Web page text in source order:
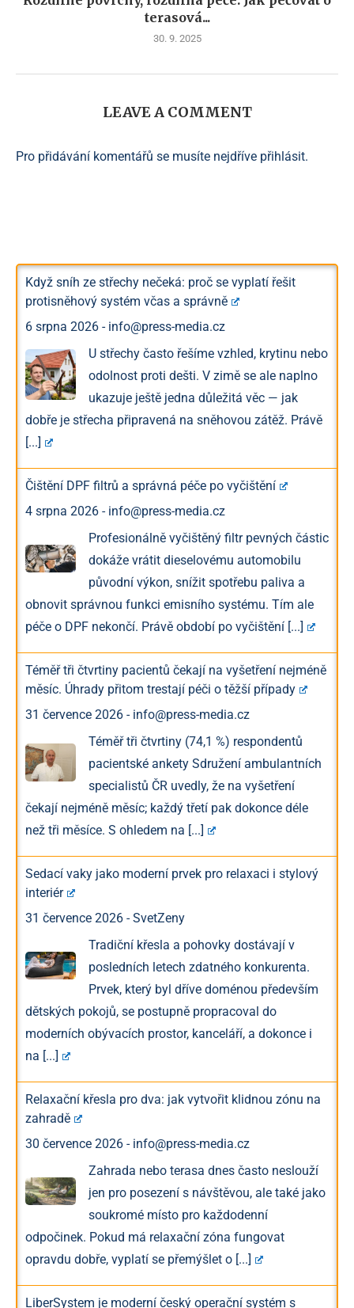
terasová...
30. 9. 2025
LEAVE A COMMENT
Pro přidávání komentářů se musíte nejdříve přihlásit.
Když sníh ze střechy nečeká: proč se vyplatí řešit
protisněhový systém včas a správně
6 srpna 2026 - info@press-media.cz
U střechy často řešíme vzhled, krytinu nebo
odolnost proti dešti. V zimě se ale naplno
ukazuje ještě jedna důležitá věc — jak
dobře je střecha připravená na sněhovou zátěž. Právě
[...]
Čištění DPF filtrů a správná péče po vyčištění
4 srpna 2026 - info@press-media.cz
Profesionálně vyčištěný filtr pevných částic
dokáže vrátit dieselovému automobilu
původní výkon, snížit spotřebu paliva a
obnovit správnou funkci emisního systému. Tím ale
péče o DPF nekončí. Právě období po vyčištění [...]
Téměř tři čtvrtiny pacientů čekají na vyšetření nejméně
měsíc. Úhrady přitom trestají péči o těžší případy
31 července 2026 - info@press-media.cz
Téměř tři čtvrtiny (74,1 %) respondentů
pacientské ankety Sdružení ambulantních
specialistů ČR uvedly, že na vyšetření
čekají nejméně měsíc; každý třetí pak dokonce déle
než tři měsíce. S ohledem na [...]
Sedací vaky jako moderní prvek pro relaxaci i stylový
interiér
31 července 2026 -SvetZeny
Tradiční křesla a pohovky dostávají v
posledních letech zdatného konkurenta.
Prvek, který byl dříve doménou především
dětských pokojů, se postupně propracoval do
moderních obývacích prostor, kanceláří, a dokonce i
na [...]
Relaxační křesla pro dva: jak vytvořit klidnou zónu na
zahradě
30 července 2026 - info@press-media.cz
Zahrada nebo terasa dnes často neslouží
jen pro posezení s návštěvou, ale také jako
soukromé místo pro každodenní
odpočinek. Pokud má relaxační zóna fungovat
opravdu dobře, vyplatí se přemýšlet o [...]
LiberSystem je moderní český operační systém s